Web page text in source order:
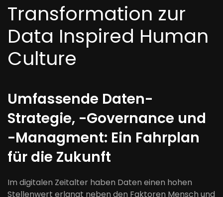
Transformation zur
Data Inspired Human
Culture
Umfassende Daten-
Strategie, -Governance und
-Managment: Ein Fahrplan
für die Zukunft
Im digitalen Zeitalter haben Daten einen hohen
Stellenwert erlangt neben den Faktoren Mensch und